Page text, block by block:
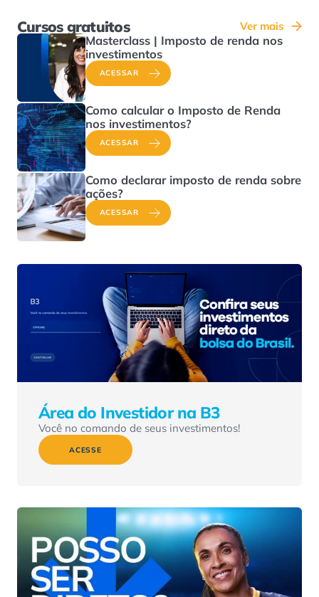
Cursos gratuitos Ver mais
Masterclass | Imposto de renda nos
investimentos
ACESSAR
Como calcular o Imposto de Renda
nos investimentos?
ACESSAR
Como declarar imposto de renda sobre
ações?
ACESSAR
Área do Investidor na B3
Você no comando de seus investimentos!
ACESSE